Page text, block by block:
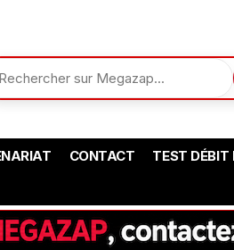
CONTACT TEST DÉBIT